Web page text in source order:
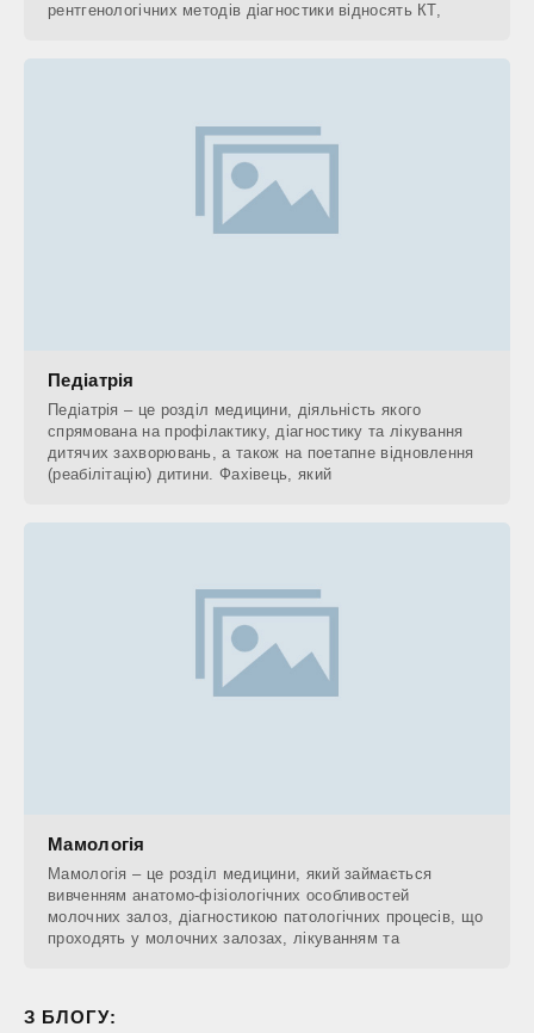
рентгенологічних методів діагностики відносять КТ,
Педіатрія
Педіатрія – це розділ медицини, діяльність якого
спрямована на профілактику, діагностику та лікування
дитячих захворювань, а також на поетапне відновлення
(реабілітацію) дитини. Фахівець, який
Мамологія
Мамологія – це розділ медицини, який займається
вивченням анатомо-фізіологічних особливостей
молочних залоз, діагностикою патологічних процесів, що
проходять у молочних залозах, лікуванням та
З БЛОГУ: